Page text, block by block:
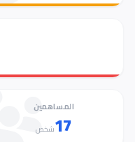
المساهمين
17شخص